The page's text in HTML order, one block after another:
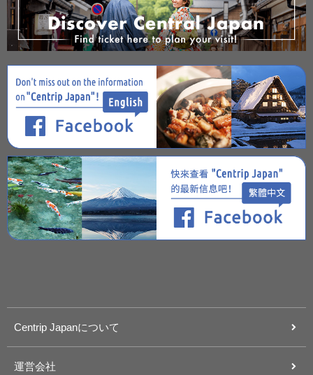
Centrip Japanについて
運営会社